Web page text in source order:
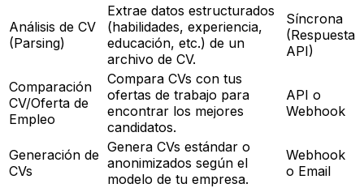
Análisis de CV
(Parsing)
Extrae datos estructurados
(habilidades, experiencia,
educación, etc.) de un
archivo de CV.
Síncrona
(Respuesta
API)
Comparación
CV/Oferta de
Empleo
Compara CVs con tus
ofertas de trabajo para
encontrar los mejores
candidatos.
API o
Webhook
Generación de
CVs
Genera CVs estándar o
anonimizados según el
modelo de tu empresa.
Webhook
o Email